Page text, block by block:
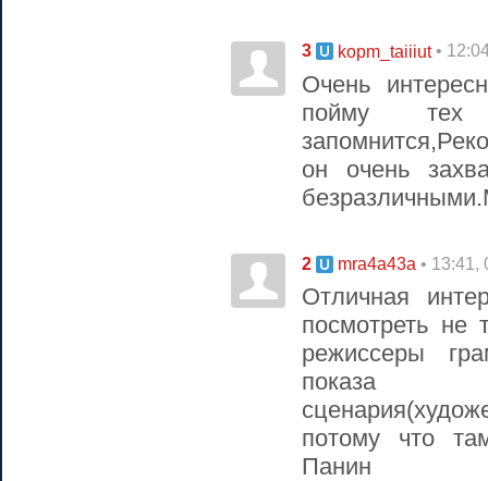
3 kopm_taiiiut •
Очень
пойму
он очень
2 mra4a43a • 13:41,
Отличная
посмотреть не
режиссеры
показа
потому что
Панин